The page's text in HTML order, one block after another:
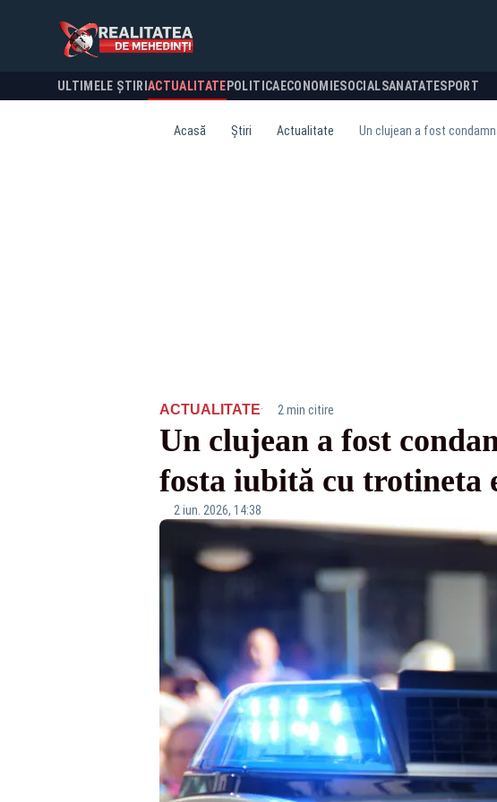
ULTIMELE ȘTIRI ACTUALITATE POLITICA ECONOMIESOCIALSANATATESPORT
Acasă Știri Actualitate Un clujean a fost
ACTUALITATE· 2 min citire
Un clujean a fost
fosta iubită cu trotineta
2 iun. 2026, 14:38